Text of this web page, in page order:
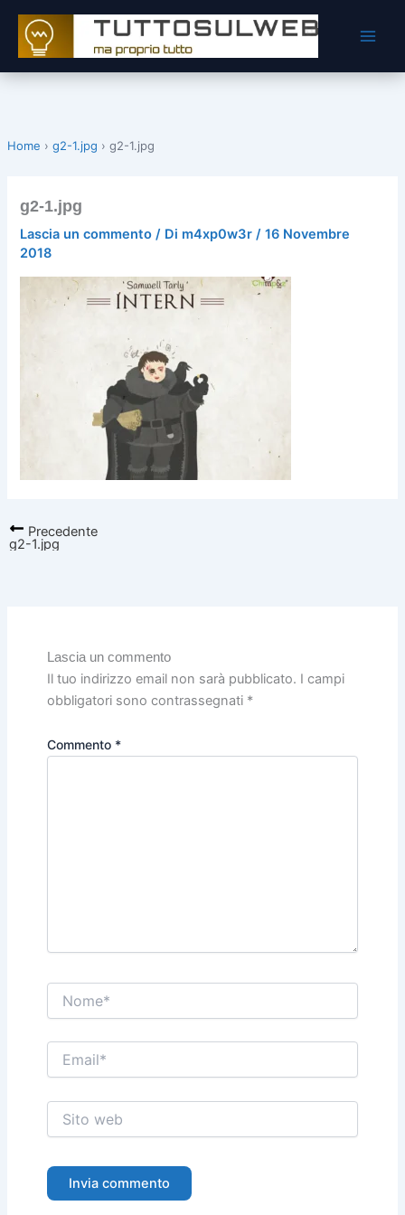
contenuto
Home › g2-1.jpg › g2-1.jpg
g2-1.jpg
Lascia un commento / Di m4xp0w3r/16 Novembre
2018
Precedente
g2-1.jpg
Lascia un commento
Il tuo indirizzo email non sarà pubblicato. I campi
obbligatori sono contrassegnati *
Commento *
Nome*
Email*
Sito
web